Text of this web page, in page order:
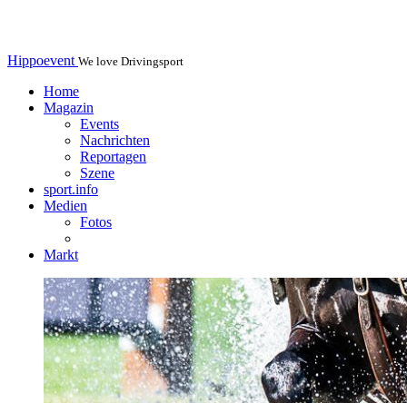
Hippoevent We love Drivingsport
Home
Magazin
Events
Nachrichten
Reportagen
Szene
sport.info
Medien
Fotos
Markt